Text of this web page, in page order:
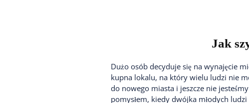
Jak
Dużo osób decyduje się na wynajęcie
kupna lokalu, na który wielu ludzi nie
do nowego miasta i jeszcze nie
pomysłem, kiedy dwójka młodych